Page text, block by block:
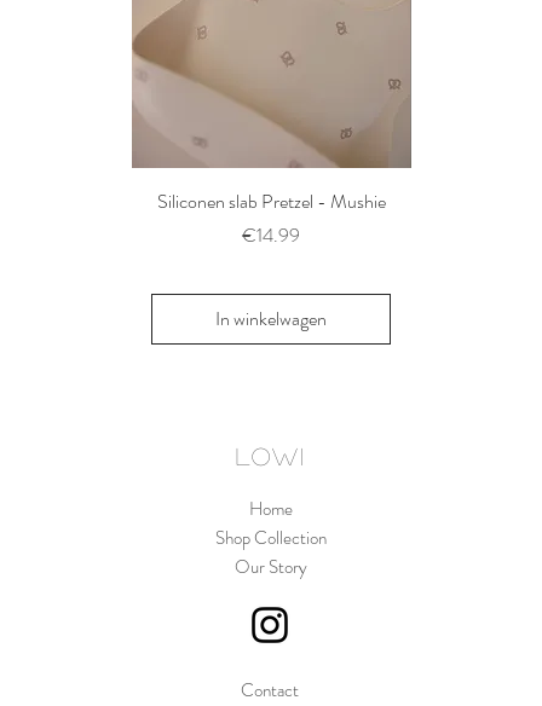
Siliconen slab Pretzel - Mushie
Prijs
€14.99
In winkelwagen
LOWI
Home
Shop Collection
Our Story
Contact